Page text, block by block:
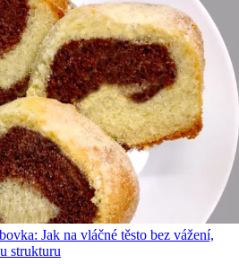
Jak na vláčné těsto bez vážení,
strukturu